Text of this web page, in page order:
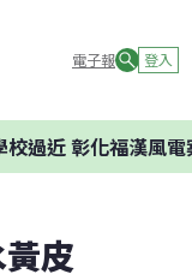
電子報 登入
近 彰化福漢風電案
皮